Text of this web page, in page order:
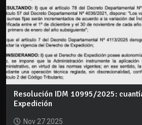
Resolución IDM 10995/2025:
Expedición
Nov 27 2025